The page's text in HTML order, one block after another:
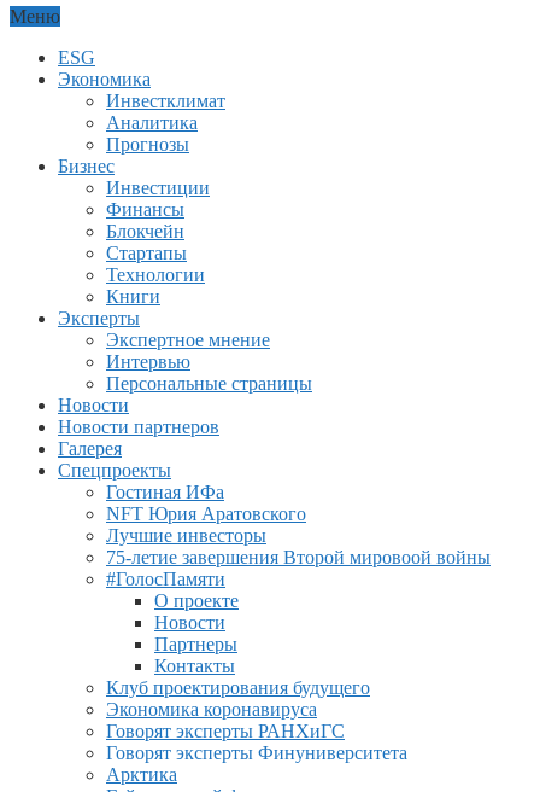
Меню
ESG
Экономика
Инвестклимат
Аналитика
Прогнозы
Бизнес
Инвестиции
Финансы
Блокчейн
Стартапы
Технологии
Книги
Эксперты
Экспертное мнение
Интервью
Персональные страницы
Новости
Новости партнеров
Галерея
Спецпроекты
Гостиная ИФа
NFT Юрия Аратовского
Лучшие инвесторы
75-летие завершения Второй мировоой войны
#ГолосПамяти
О проекте
Новости
Партнеры
Контакты
Клуб проектирования будущего
Экономика коронавируса
Говорят эксперты РАНХиГС
Говорят эксперты Финуниверситета
Арктика